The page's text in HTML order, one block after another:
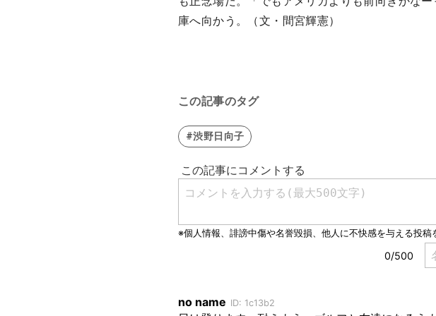
庫へ向かう。（文・間宮輝憲）
この記事のタグ
#渋野日向子